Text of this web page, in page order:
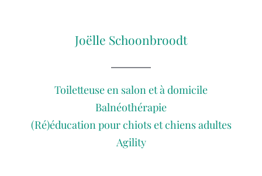
Joëlle Schoonbroodt
Toiletteuse en salon et à domicile
Balnéothérapie
(Ré)éducation pour chiots et chiens adultes
Agility